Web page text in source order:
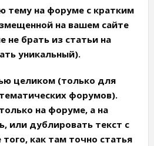
тему на форуме с кратким
на вашем сайте
не брать из статьи на
уникальный).
целиком(только для
форумов).
на форуме, а на
или дублировать текст с
того, как там точно статья